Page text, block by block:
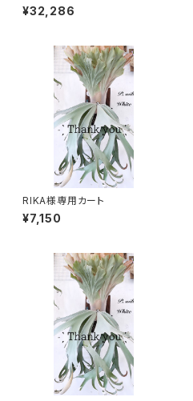
¥32,286
RIKA様専用カート
¥7,150